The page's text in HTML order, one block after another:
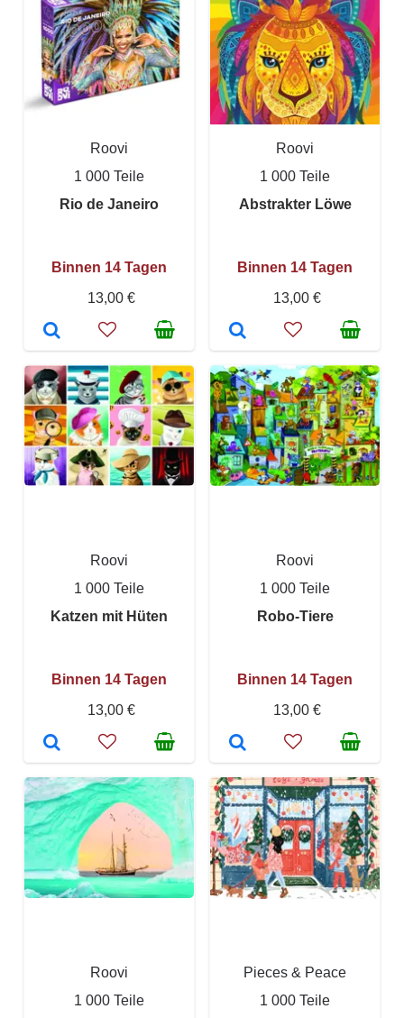
Roovi
1 000 Teile
Rio de Janeiro
Binnen 14 Tagen
13,00 €
Roovi
1 000 Teile
Abstrakter Löwe
Binnen 14 Tagen
13,00 €
Roovi
1 000 Teile
Katzen mit Hüten
Binnen 14 Tagen
13,00 €
Roovi
1 000 Teile
Robo-Tiere
Binnen 14 Tagen
13,00 €
Roovi
1 000 Teile
Pieces & Peace
1 000 Teile